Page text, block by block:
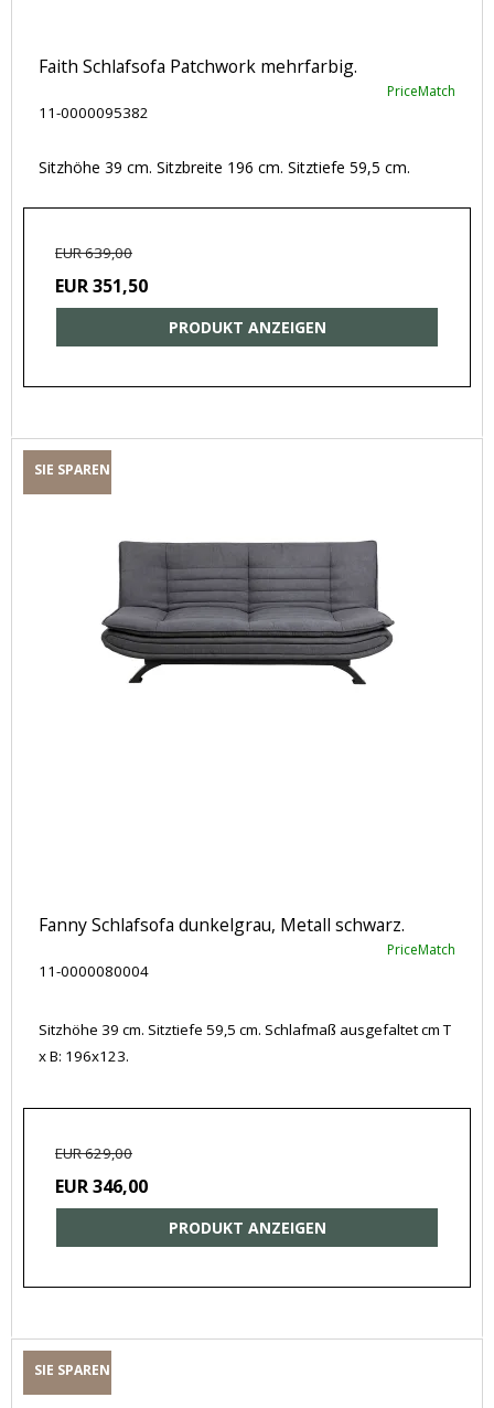
Faith Schlafsofa Patchwork mehrfarbig.
PriceMatch
11-0000095382
Sitzhöhe 39 cm. Sitzbreite 196 cm. Sitztiefe 59,5 cm.
EUR 639,00
EUR 351,50
PRODUKT ANZEIGEN
SIE SPAREN
Fanny Schlafsofa dunkelgrau, Metall schwarz.
PriceMatch
11-0000080004
Sitzhöhe 39 cm. Sitztiefe 59,5 cm. Schlafmaß ausgefaltet cm T
x B: 196x123.
EUR 629,00
EUR 346,00
PRODUKT ANZEIGEN
SIE SPAREN